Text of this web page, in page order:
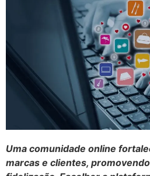
Uma comunidade online
marcas e clientes,